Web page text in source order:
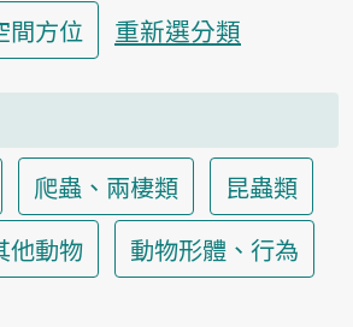
間方位 重新選分類
爬蟲、兩棲類
昆蟲類
他動物
動物形體、行為